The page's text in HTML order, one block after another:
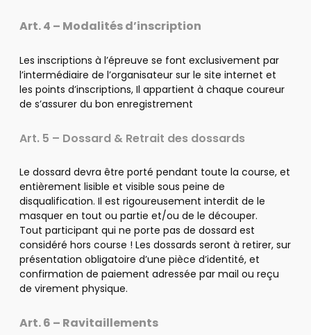
Art. 4 – Modalités d’inscription
Les inscriptions à l’épreuve se font exclusivement par
l’intermédiaire de l’organisateur sur le site internet et
les points d’inscriptions, Il appartient à chaque coureur
de s’assurer du bon enregistrement
Art. 5 – Dossard & Retrait des dossards
Le dossard devra être porté pendant toute la course, et
entièrement lisible et visible sous peine de
disqualification. Il est rigoureusement interdit de le
masquer en tout ou partie et/ou de le découper.
Tout participant qui ne porte pas de dossard est
considéré hors course ! Les dossards seront à retirer, sur
présentation obligatoire d’une pièce d’identité, et
confirmation de paiement adressée par mail ou reçu
de virement physique.
Art. 6 – Ravitaillements